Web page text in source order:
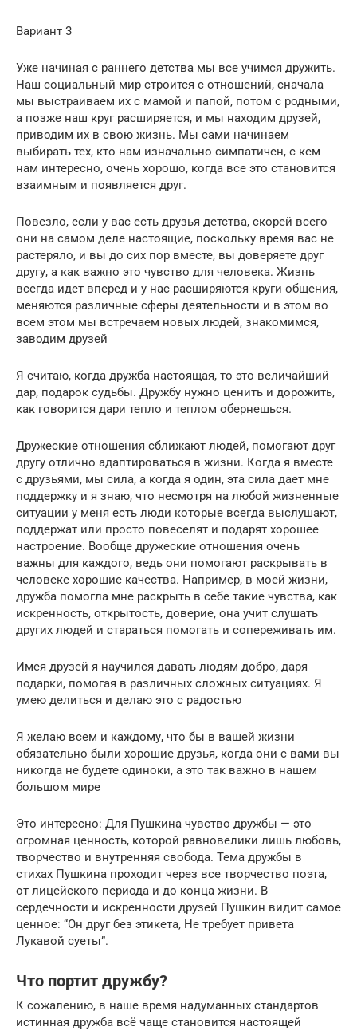
Вариант 3
Уже начиная с раннего детства мы все учимся дружить.
Наш социальный мир строится с отношений, сначала
мы выстраиваем их с мамой и папой, потом с родными,
а позже наш круг расширяется, и мы находим друзей,
приводим их в свою жизнь. Мы сами начинаем
выбирать тех, кто нам изначально симпатичен, с кем
нам интересно, очень хорошо, когда все это становится
взаимным и появляется друг.
Повезло, если у вас есть друзья детства, скорей всего
они на самом деле настоящие, поскольку время вас не
растеряло, и вы до сих пор вместе, вы доверяете друг
другу, а как важно это чувство для человека. Жизнь
всегда идет вперед и у нас расширяются круги общения,
меняются различные сферы деятельности и в этом во
всем этом мы встречаем новых людей, знакомимся,
заводим друзей
Я считаю, когда дружба настоящая, то это величайший
дар, подарок судьбы. Дружбу нужно ценить и дорожить,
как говорится дари тепло и теплом обернешься.
Дружеские отношения сближают людей, помогают друг
другу отлично адаптироваться в жизни. Когда я вместе
с друзьями, мы сила, а когда я один, эта сила дает мне
поддержку и я знаю, что несмотря на любой жизненные
ситуации у меня есть люди которые всегда выслушают,
поддержат или просто повеселят и подарят хорошее
настроение. Вообще дружеские отношения очень
важны для каждого, ведь они помогают раскрывать в
человеке хорошие качества. Например, в моей жизни,
дружба помогла мне раскрыть в себе такие чувства, как
искренность, открытость, доверие, она учит слушать
других людей и стараться помогать и сопереживать им.
Имея друзей я научился давать людям добро, даря
подарки, помогая в различных сложных ситуациях. Я
умею делиться и делаю это с радостью
Я желаю всем и каждому, что бы в вашей жизни
обязательно были хорошие друзья, когда они с вами вы
никогда не будете одиноки, а это так важно в нашем
большом мире
Это интересно: Для Пушкина чувство дружбы — это
огромная ценность, которой равновелики лишь любовь,
творчество и внутренняя свобода. Тема дружбы в
стихах Пушкина проходит через все творчество поэта,
от лицейского периода и до конца жизни. В
сердечности и искренности друзей Пушкин видит самое
ценное: “Он друг без этикета, Не требует привета
Лукавой суеты”.
Что портит дружбу?
К сожалению, в наше время надуманных стандартов
истинная дружба всё чаще становится настоящей